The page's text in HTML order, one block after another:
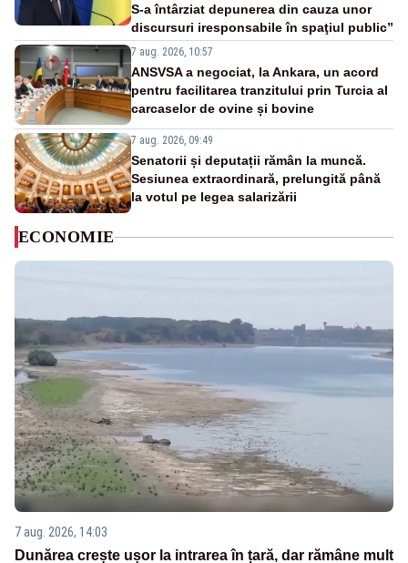
S-a întârziat depunerea din cauza unor
discursuri iresponsabile în spaţiul public”
7 aug. 2026, 10:57
ANSVSA a negociat, la Ankara, un acord
pentru facilitarea tranzitului prin Turcia al
carcaselor de ovine și bovine
7 aug. 2026, 09:49
Senatorii și deputații rămân la muncă.
Sesiunea extraordinară, prelungită până
la votul pe legea salarizării
ECONOMIE
7 aug. 2026, 14:03
Dunărea crește ușor la intrarea în țară, dar rămâne mult